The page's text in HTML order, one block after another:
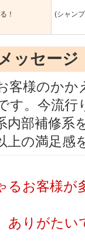
る！
(シャン
ッセージ
客様のか
す。今流
内部補修系
上の満足感
るお客様が
ありがたい